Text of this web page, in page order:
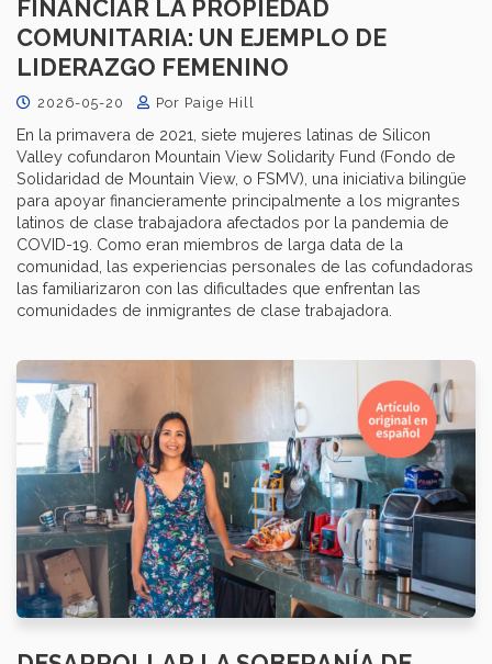
FINANCIAR LA PROPIEDAD
COMUNITARIA: UN EJEMPLO DE
LIDERAZGO FEMENINO
2026-05-20 Por Paige Hill
En la primavera de 2021, siete mujeres latinas de Silicon
Valley cofundaron Mountain View Solidarity Fund (Fondo de
Solidaridad de Mountain View, o FSMV), una iniciativa bilingüe
para apoyar financieramente principalmente a los migrantes
latinos de clase trabajadora afectados por la pandemia de
COVID-19. Como eran miembros de larga data de la
comunidad, las experiencias personales de las cofundadoras
las familiarizaron con las dificultades que enfrentan las
comunidades de inmigrantes de clase trabajadora.